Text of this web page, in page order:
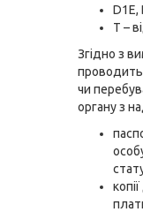
D1E,
Т –
Згідно з
чи
органу з